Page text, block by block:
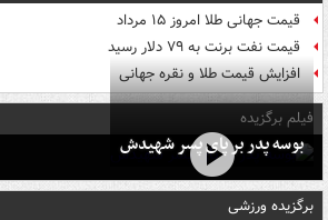
قیمت جهانی طلا امروز ۱۵ مرداد
قیمت نفت برنت به ۷۹ دلار رسید
افزایش قیمت طلا و نقره جهانی
فیلم برگزیده
بوسه‌ پدر بر پای پسر شهیدش
برگزیده ورزشی